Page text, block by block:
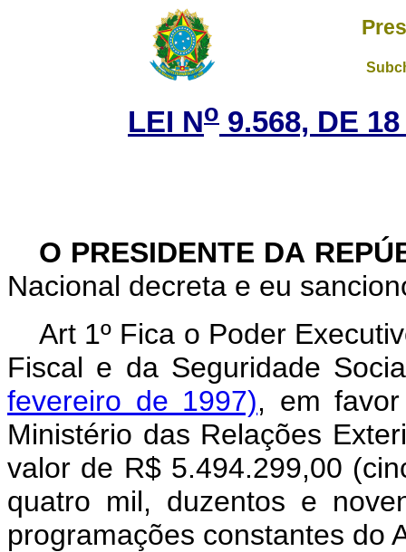
LEI No 9.568, DE
O PRESIDENTE DA
Nacional decreta e eu
Art 1º Fica o Poder
Fiscal e da Seguridade
fevereiro de 1997), em
Ministério das Relações
valor de R$ 5.494.299,00
quatro mil, duzentos e
programações constantes do